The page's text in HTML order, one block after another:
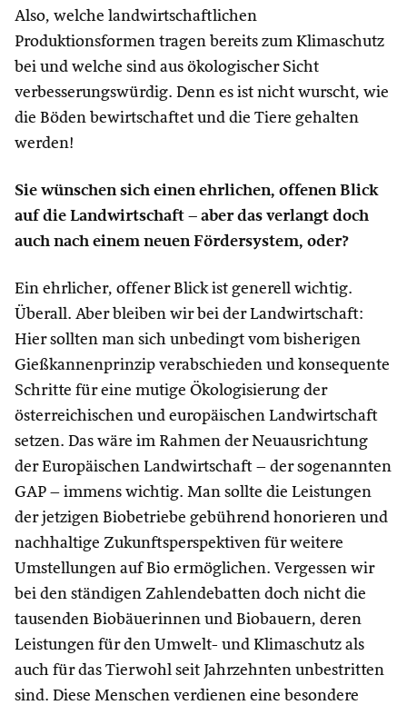
Also, welche landwirtschaftlichen
Produktionsformen tragen bereits zum Klimaschutz
bei und welche sind aus ökologischer Sicht
verbesserungswürdig. Denn es ist nicht wurscht, wie
die Böden bewirtschaftet und die Tiere gehalten
werden!
Sie wünschen sich einen ehrlichen, offenen Blick
auf die Landwirtschaft – aber das verlangt doch
auch nach einem neuen Fördersystem, oder?
Ein ehrlicher, offener Blick ist generell wichtig.
Überall. Aber bleiben wir bei der Landwirtschaft:
Hier sollten man sich unbedingt vom bisherigen
Gießkannenprinzip verabschieden und konsequente
Schritte für eine mutige Ökologisierung der
österreichischen und europäischen Landwirtschaft
setzen. Das wäre im Rahmen der Neuausrichtung
der Europäischen Landwirtschaft – der sogenannten
GAP – immens wichtig. Man sollte die Leistungen
der jetzigen Biobetriebe gebührend honorieren und
nachhaltige Zukunftsperspektiven für weitere
Umstellungen auf Bio ermöglichen. Vergessen wir
bei den ständigen Zahlendebatten doch nicht die
tausenden Biobäuerinnen und Biobauern, deren
Leistungen für den Umwelt- und Klimaschutz als
auch für das Tierwohl seit Jahrzehnten unbestritten
sind. Diese Menschen verdienen eine besondere